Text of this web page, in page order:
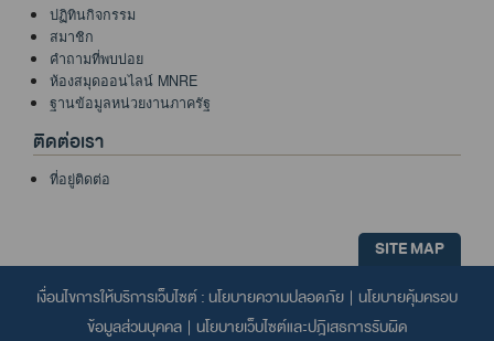
ปฏิทินกิจกรรม
สมาชิก
คำถามที่พบบ่อย
ห้องสมุดออนไลน์ MNRE
ฐานข้อมูลหน่วยงานภาครัฐ
ติดต่อเรา
ที่อยู่ติดต่อ
SITE MAP
เงื่อนไขการให้บริการเว็บไซต์ : นโยบายความปลอดภัย | นโยบายคุ้มครอบ
ข้อมูลส่วนบุคคล| นโยบายเว็บไซต์และปฎิเสธการรับผิด